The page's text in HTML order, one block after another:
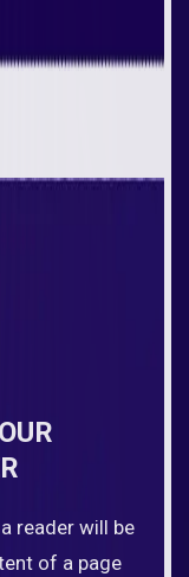
reader will be
of a page